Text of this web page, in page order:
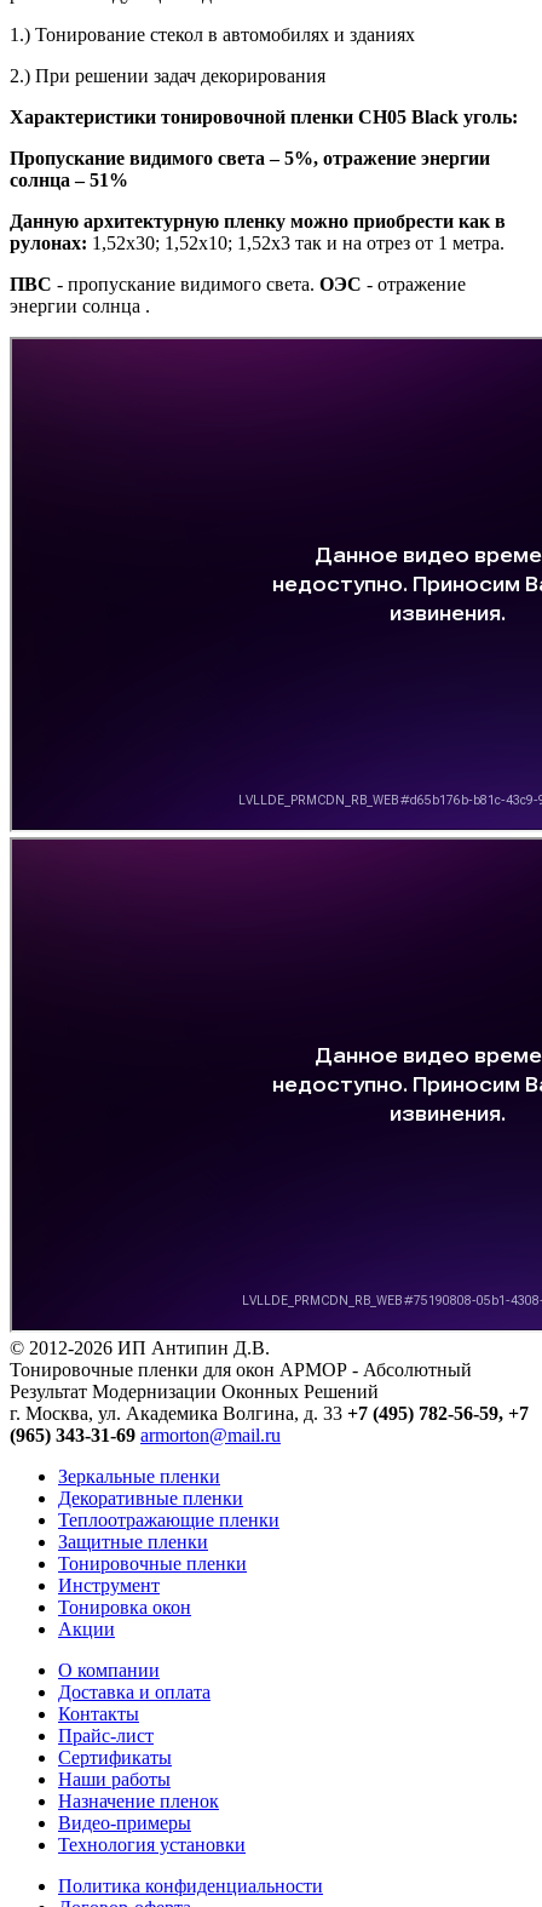
1.) Тонирование стекол в автомобилях и зданиях
2.) При решении задач декорирования
Характеристики тонировочной пленки CH05 Black уголь:
Пропускание видимого света – 5%, отражение энергии
солнца – 51%
Данную архитектурную пленку можно приобрести как в
рулонах: 1,52х30; 1,52х10; 1,52х3 так и на отрез от 1 метра.
ПВС - пропускание видимого света. ОЭС - отражение
энергии солнца .
© 2012-2026 ИП Антипин Д.В.
Тонировочные пленки для окон АРМОР - Абсолютный
Результат Модернизации Оконных Решений
г. Москва, ул. Академика Волгина, д. 33 +7 (495) 782-56-59, +7
(965) 343-31-69 armorton@mail.ru
Зеркальные пленки
Декоративные пленки
Теплоотражающие пленки
Защитные пленки
Тонировочные пленки
Инструмент
Тонировка окон
Акции
О компании
Доставка и оплата
Контакты
Прайс-лист
Сертификаты
Наши работы
Назначение пленок
Видео-примеры
Технология установки
Политика конфиденциальности